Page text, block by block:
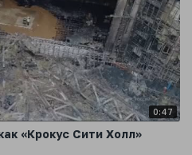
0:47
«Крокус Сити Холл»